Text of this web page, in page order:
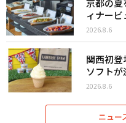
ィナービ
2026.8.6
関西初
ソフトが
2026.8.6
ニュー